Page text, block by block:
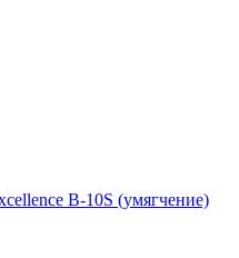
B-10S (умягчение)